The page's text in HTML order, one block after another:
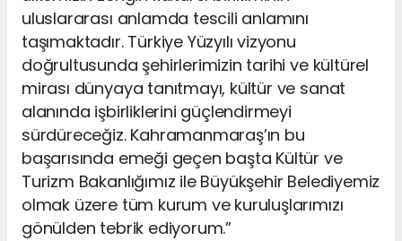
uluslararası anlamda tescili anlamını
taşımaktadır. Türkiye Yüzyılı vizyonu
doğrultusunda şehirlerimizin tarihi ve kültürel
mirası dünyaya tanıtmayı, kültür ve sanat
alanında işbirliklerini güçlendirmeyi
sürdüreceğiz. Kahramanmaraş’ın bu
başarısında emeği geçen başta Kültür ve
Turizm Bakanlığımız ile Büyükşehir Belediyemiz
olmak üzere tüm kurum ve kuruluşlarımızı
gönülden tebrik ediyorum.”